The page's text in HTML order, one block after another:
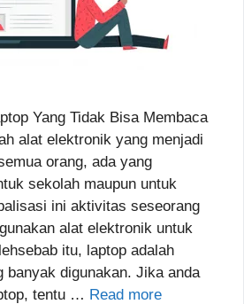
Yang Tidak Bisa Membaca
alat elektronik yang menjadi
orang, ada yang
sekolah maupun untuk
ini aktivitas seseorang
alat elektronik untuk
itu, laptop adalah
banyak digunakan. Jika anda
tentu … Read more